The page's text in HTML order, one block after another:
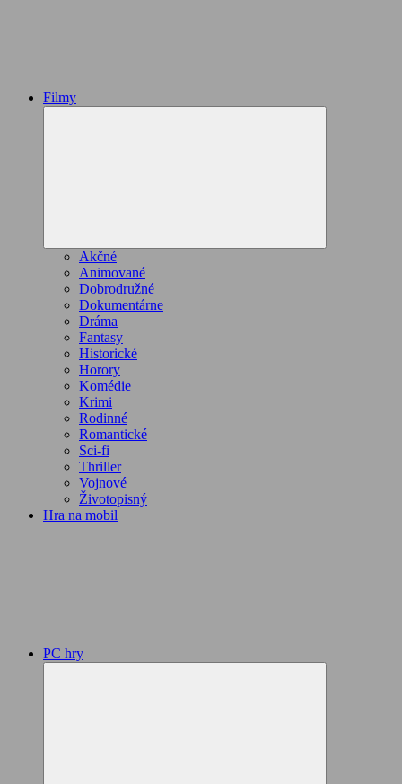
Filmy
Akčné
Animované
Dobrodružné
Dokumentárne
Dráma
Fantasy
Historické
Horory
Komédie
Krimi
Rodinné
Romantické
Sci-fi
Thriller
Vojnové
Životopisný
Hra na mobil
PC hry